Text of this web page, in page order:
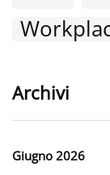
Archivi
Giugno 2026